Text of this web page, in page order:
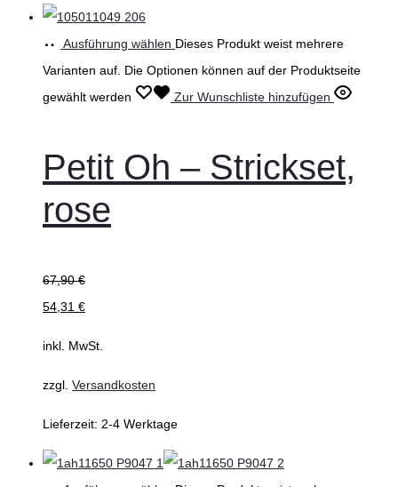
Ausführung wählen Dieses Produkt weist mehrere
Varianten auf. Die Optionen können auf der Produktseite
gewählt werden
Zur Wunschliste hinzufügen
Petit Oh – Strickset,
rose
67,90€
54,31 €
inkl. MwSt.
zzgl. Versandkosten
Lieferzeit: 2-4 Werktage